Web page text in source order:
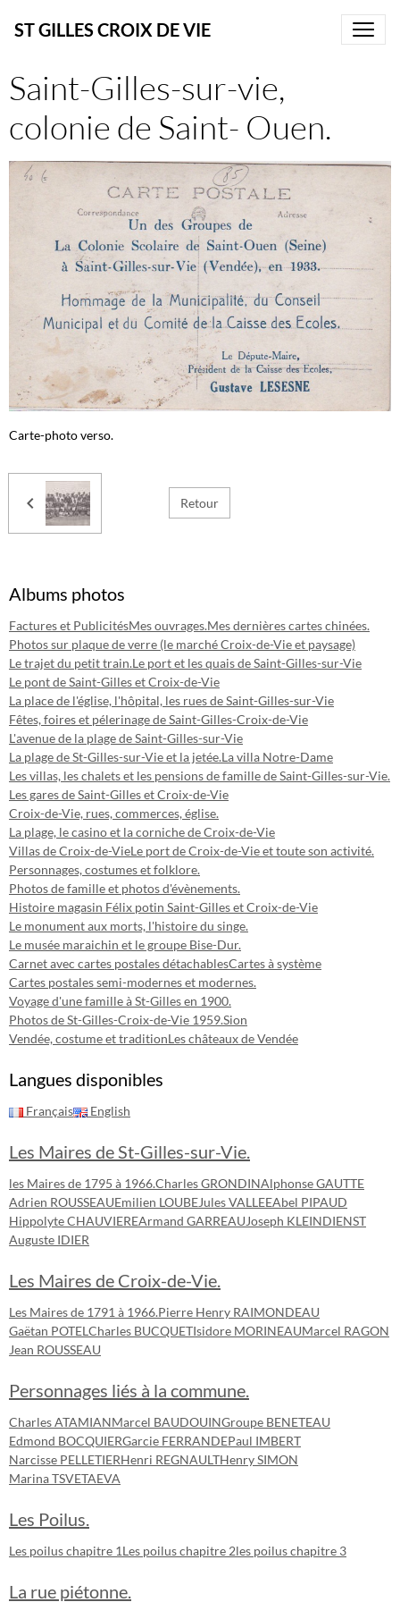
ST GILLES CROIX DE VIE
Saint-Gilles-sur-vie,
colonie de Saint- Ouen.
Carte-photo verso.
Retour
Albums photos
Factures et PublicitésMes ouvrages.Mes dernières cartes chinées.
Photos sur plaque de verre (le marché Croix-de-Vie et paysage)
Le trajet du petit train.Le port et les quais de Saint-Gilles-sur-Vie
Le pont de Saint-Gilles et Croix-de-Vie
La place de l'église, l'hôpital, les rues de Saint-Gilles-sur-Vie
Fêtes, foires et pélerinage de Saint-Gilles-Croix-de-Vie
L'avenue de la plage de Saint-Gilles-sur-Vie
La plage de St-Gilles-sur-Vie et la jetée.La villa Notre-Dame
Les villas, les chalets et les pensions de famille de Saint-Gilles-sur-Vie.
Les gares de Saint-Gilles et Croix-de-Vie
Croix-de-Vie, rues, commerces, église.
La plage, le casino et la corniche de Croix-de-Vie
Villas de Croix-de-VieLe port de Croix-de-Vie et toute son activité.
Personnages, costumes et folklore.
Photos de famille et photos d'évènements.
Histoire magasin Félix potin Saint-Gilles et Croix-de-Vie
Le monument aux morts, l'histoire du singe.
Le musée maraichin et le groupe Bise-Dur.
Carnet avec cartes postales détachablesCartes à système
Cartes postales semi-modernes et modernes.
Voyage d'une famille à St-Gilles en 1900.
Photos de St-Gilles-Croix-de-Vie 1959.Sion
Vendée, costume et traditionLes châteaux de Vendée
Langues disponibles
Français English
Les Maires de St-Gilles-sur-Vie.
les Maires de 1795 à 1966.Charles GRONDINAlphonse GAUTTE
Adrien ROUSSEAUEmilien LOUBEJules VALLEEAbel PIPAUD
Hippolyte CHAUVIEREArmand GARREAUJoseph KLEINDIENST
Auguste IDIER
Les Maires de Croix-de-Vie.
Les Maires de 1791 à 1966.Pierre Henry RAIMONDEAU
Gaëtan POTEL Charles BUCQUETIsidore MORINEAUMarcel RAGON
Jean ROUSSEAU
Personnages liés à la commune.
Charles ATAMIANMarcel BAUDOUINGroupe BENETEAU
Edmond BOCQUIERGarcie FERRANDEPaul IMBERT
Narcisse PELLETIERHenri REGNAULTHenry SIMON
Marina TSVETAEVA
Les Poilus.
Les poilus chapitre 1Les poilus chapitre 2les poilus chapitre 3
La rue piétonne.